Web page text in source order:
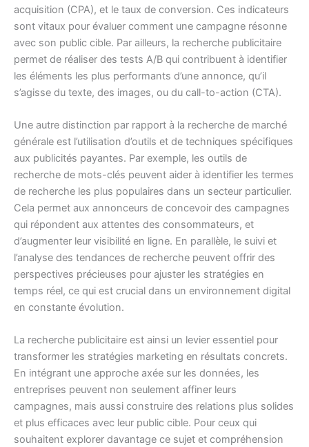
acquisition (CPA), et le taux de conversion. Ces indicateurs
sont vitaux pour évaluer comment une campagne résonne
avec son public cible. Par ailleurs, la recherche publicitaire
permet de réaliser des tests A/B qui contribuent à identifier
les éléments les plus performants d’une annonce, qu’il
s’agisse du texte, des images, ou du call-to-action (CTA).
Une autre distinction par rapport à la recherche de marché
générale est l’utilisation d’outils et de techniques spécifiques
aux publicités payantes. Par exemple, les outils de
recherche de mots-clés peuvent aider à identifier les termes
de recherche les plus populaires dans un secteur particulier.
Cela permet aux annonceurs de concevoir des campagnes
qui répondent aux attentes des consommateurs, et
d’augmenter leur visibilité en ligne. En parallèle, le suivi et
l’analyse des tendances de recherche peuvent offrir des
perspectives précieuses pour ajuster les stratégies en
temps réel, ce qui est crucial dans un environnement digital
en constante évolution.
La recherche publicitaire est ainsi un levier essentiel pour
transformer les stratégies marketing en résultats concrets.
En intégrant une approche axée sur les données, les
entreprises peuvent non seulement affiner leurs
campagnes, mais aussi construire des relations plus solides
et plus efficaces avec leur public cible. Pour ceux qui
souhaitent explorer davantage ce sujet et compréhension